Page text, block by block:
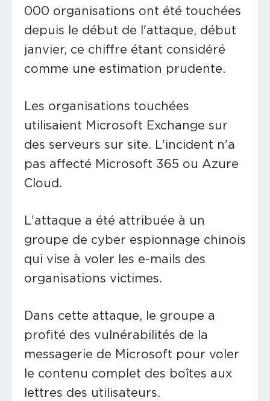
000 organisations ont été touchées
depuis le début de l'attaque, début
janvier, ce chiffre étant considéré
comme une estimation prudente.
Les organisations touchées
utilisaient Microsoft Exchange sur
des serveurs sur site. L'incident n'a
pas affecté Microsoft 365 ou Azure
Cloud.
L'attaque a été attribuée à un
groupe de cyber espionnage chinois
qui vise à voler les e-mails des
organisations victimes.
Dans cette attaque, le groupe a
profité des vulnérabilités de la
messagerie de Microsoft pour voler
le contenu complet des boîtes aux
lettres des utilisateurs.